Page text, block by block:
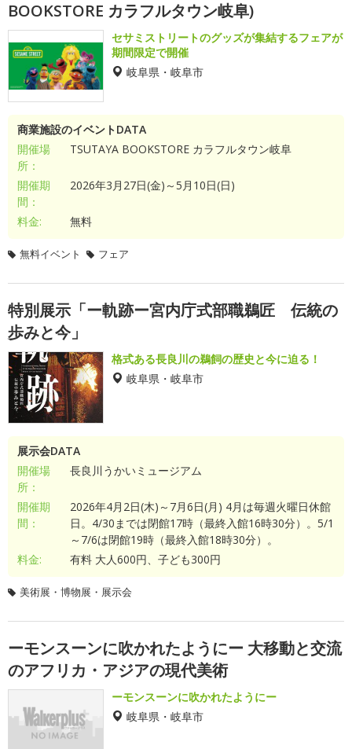
BOOKSTORE カラフルタウン岐阜)
セサミストリートのグッズが集結するフェアが
期間限定で開催
岐阜県・岐阜市
商業施設のイベントDATA
開催場
所：
TSUTAYA BOOKSTORE カラフルタウン岐阜
開催期
間：
2026年3月27日(金)～5月10日(日)
料金: 無料
無料イベント フェア
特別展示「ー軌跡ー宮内庁式部職鵜匠 伝統の
歩みと今」
格式ある長良川の鵜飼の歴史と今に迫る！
岐阜県・岐阜市
展示会DATA
開催場
所：
長良川うかいミュージアム
開催期
間：
2026年4月2日(木)～7月6日(月) 4月は毎週火曜日休館
日。4/30までは閉館17時（最終入館16時30分）。5/1
～7/6は閉館19時（最終入館18時30分）。
料金:
有料 大人600円、子ども300円
美術展・博物展・展示会
ーモンスーンに吹かれたようにー 大移動と交流
のアフリカ・アジアの現代美術
ーモンスーンに吹かれたようにー
岐阜県・岐阜市